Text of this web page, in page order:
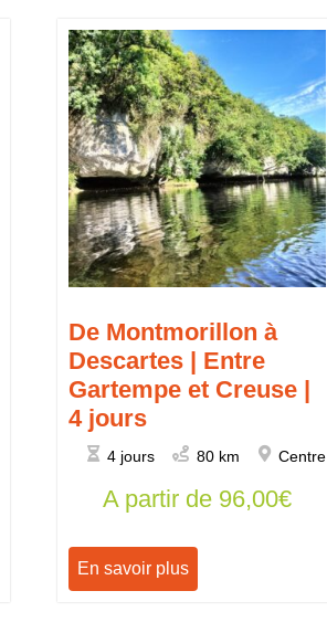
De Montmorillon à
Descartes | Entre
Gartempe et Creuse |
4 jours
4 jours 80 km Centre
A partir de 96,00€
En savoir plus